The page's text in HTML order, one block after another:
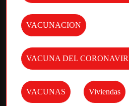
VACUNACION
VACUNA DEL
VACUNAS Viviendas